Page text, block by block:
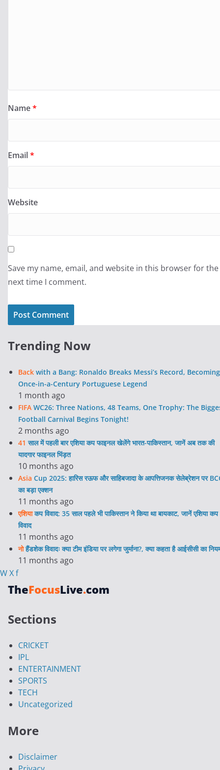
Name*
Email*
Website
Save my name, email, and website in this browser for the
next time I comment.
Trending Now
Back with a Bang: Ronaldo Breaks Messi’s Record,
Once-in-a-Century Portuguese Legend
1 month ago
FIFA WC26: Three Nations, 48 Teams, One Trophy: The
Football Carnival Begins Tonight!
2 months ago
41 साल में पहली बार एशिया कप फाइनल खेलेंगे भारत-पाकिस्तान, जानें अब तक की
यादगार फाइनल भिंड़त
10 months ago
Asia Cup 2025: हारिस रऊफ और साहिबजादा के आपत्तिजनक सेलेब्रेशन पर
का बड़ा एक्शन
11 months ago
एशियाकप विवाद: 35 साल पहले भी पाकिस्तान ने किया था बायकाट, जानें एशिया
विवाद
11 months ago
नोहैंडशेक विवादः क्या टीम इंडिया पर लगेगा जुर्माना?, क्या कहता है आईसीसी का
11 months ago
WXf
TheFocusLive.com
Sections
CRICKET
IPL
ENTERTAINMENT
SPORTS
TECH
Uncategorized
More
Disclaimer